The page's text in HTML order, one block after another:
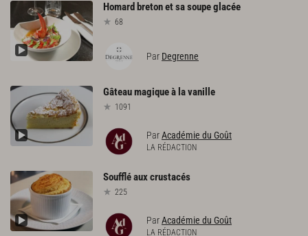
Homard bretonetsasoupeglacée
68
Par Degrenne
Gâteaumagiqueà lavanille
1091
ParAcadémie du Goût
LA RÉDACTION
Souffléauxcrustacés
225
ParAcadémie du Goût
LA RÉDACTION